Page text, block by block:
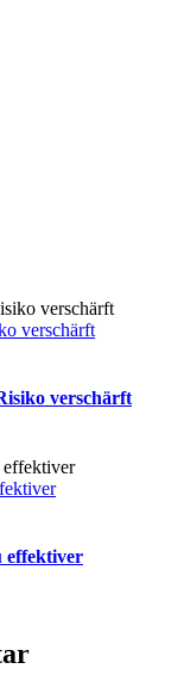
verschärft
verschärft
effektiver